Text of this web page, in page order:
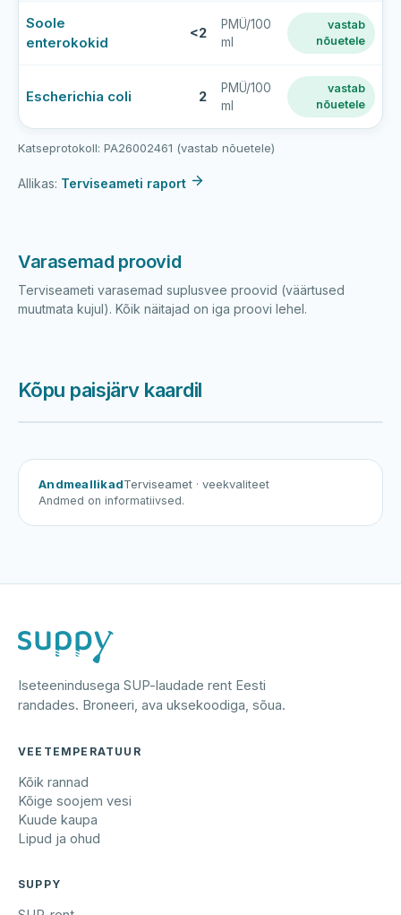
paisjärve
viimase
mõõtmistulemused
Soole
enterokokid
<2
PMÜ/100
ml
vastab
nõuetele
Escherichia coli 2
PMÜ/100
ml
vastab
nõuetele
Katseprotokoll: PA26002461 (vastab nõuetele)
Allikas: Terviseameti raport
Varasemad proovid
Terviseameti varasemad suplusvee proovid (väärtused
muutmata kujul). Kõik näitajad on iga proovi lehel.
Kõpu paisjärv kaardil
AndmeallikadTerviseamet · veekvaliteet
Andmed on informatiivsed.
Iseteenindusega SUP-laudade rent Eesti
randades. Broneeri, ava uksekoodiga, sõua.
VEETEMPERATUUR
Kõik rannad
Kõige soojem vesi
Kuude kaupa
Lipud ja ohud
SUPPY